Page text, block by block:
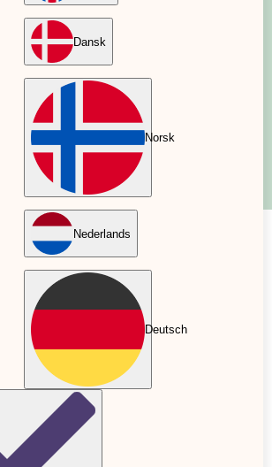
42 | Snart får du möta
12 May. 2023
kommer du kunna läsa om allt
gravid i vecka 42. Här får du
Dansk
Norsk
Nederlands
Deutsch